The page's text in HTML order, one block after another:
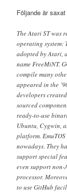
Följande är
The Atari ST was
operating system:
adopted by Atari,
name FreeMiNT.
compile many
appeared in the
developers
sourced
ready-to-use
Ubuntu, Cygwin,
platform.
nowadays. They
support special
even support
processor.
to use GitHub